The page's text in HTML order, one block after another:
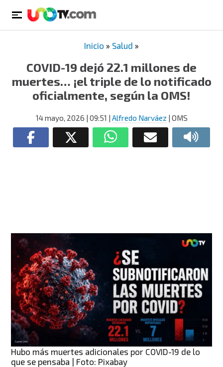
Inicio » Salud »
COVID-19 dejó 22.1 millones de
muertes… ¡el triple de lo notificado
oficialmente, según la OMS!
14 mayo, 2026 | 09:51 | Alfredo Narváez | OMS
Hubo más muertes adicionales por COVID-19 de lo
que se pensaba | Foto: Pixabay